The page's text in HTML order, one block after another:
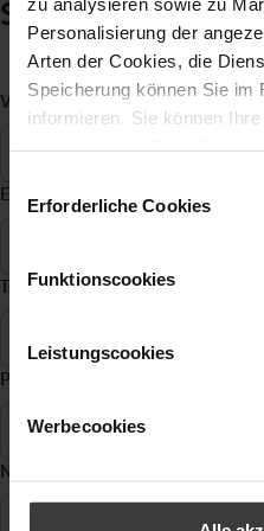
Personalisierung der
Arten der Cookies, die
Speicherung können Sie im
informieren. Sie können
personenbezogenen Daten
sp. z o.o. Weitere
Datenschutzrichtlinie
Erforderliche Cookies
Funktionscookies
Leistungscookies
Werbecookies
Schreiben Sie uns:
Vorname, Name*
E-Mail Adresse *
Telefon*
Postleitzahl
Nachricht